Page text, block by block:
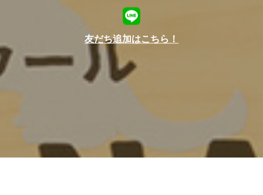
友だち追加はこちら！